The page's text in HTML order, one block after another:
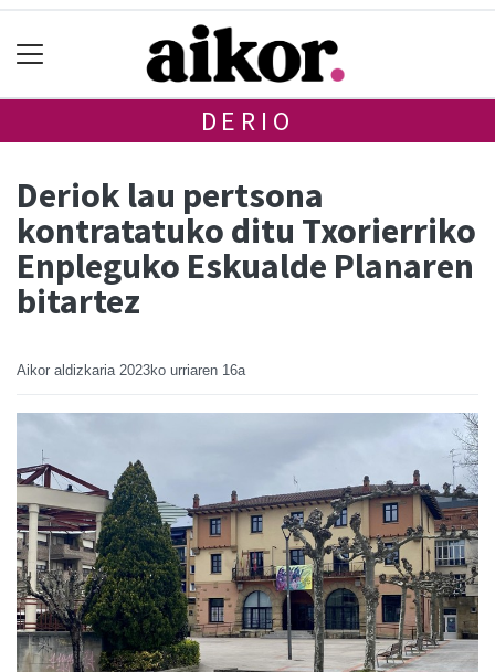
DERIO
Deriok lau pertsona
kontratatuko ditu Txorierriko
Enpleguko Eskualde Planaren
bitartez
Aikor aldizkaria 2023ko urriaren 16a